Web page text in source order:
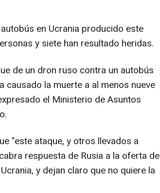
en Ucrania producido este
y siete han resultado heridas.
de un dron ruso contra un autobús
causado la muerte a al menos nueve
el Ministerio de Asuntos
"este ataque, y otros llevados a
respuesta de Rusia a la oferta de
y dejan claro que no quiere la